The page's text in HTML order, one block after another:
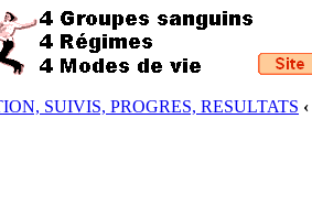
SUIVIS, PROGRES, RESULTATS ‹